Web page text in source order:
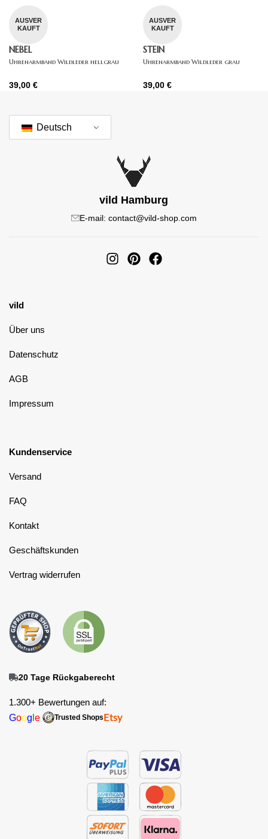
AUSVER
KAUFT
NEBEL
Uhrenarmband Wildleder hellgrau
39,00 €
AUSVER
KAUFT
STEIN
Uhrenarmband Wildleder grau
39,00 €
Deutsch
vild Hamburg
E-mail: contact@vild-shop.com
vild
Über uns
Datenschutz
AGB
Impressum
Kundenservice
Versand
FAQ
Kontakt
Geschäftskunden
Vertrag widerrufen
20 Tage Rückgaberecht
1.300+ Bewertungen auf:
Goog e Trusted Shops Etsy